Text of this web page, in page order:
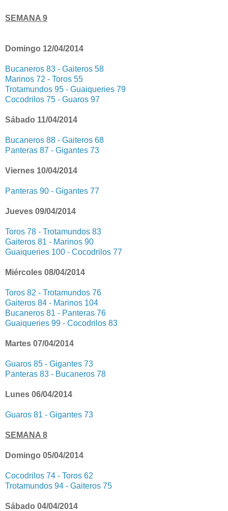
SEMANA 9
Domingo 12/04/2014
Bucaneros 83 - Gaiteros 58
Marinos 72 - Toros 55
Trotamundos 95 - Guaiqueries 79
Cocodrilos 75 - Guaros 97
Sábado 11/04/2014
Bucaneros 88 - Gaiteros 68
Panteras 87 - Gigantes 73
Viernes 10/04/2014
Panteras 90 - Gigantes 77
Jueves 09/04/2014
Toros 78 - Trotamundos 83
Gaiteros 81 - Marinos 90
Guaiqueries 100 - Cocodrilos 77
Miércoles 08/04/2014
Toros 82 - Trotamundos 76
Gaiteros 84 - Marinos 104
Bucaneros 81 - Panteras 76
Guaiqueries 99 - Cocodrilos 83
Martes 07/04/2014
Guaros 85 - Gigantes 73
Panteras 83 - Bucaneros 78
Lunes 06/04/2014
Guaros 81 - Gigantes 73
SEMANA 8
Domingo 05/04/2014
Cocodrilos 74 - Toros 62
Trotamundos 94 - Gaiteros 75
Sábado 04/04/2014